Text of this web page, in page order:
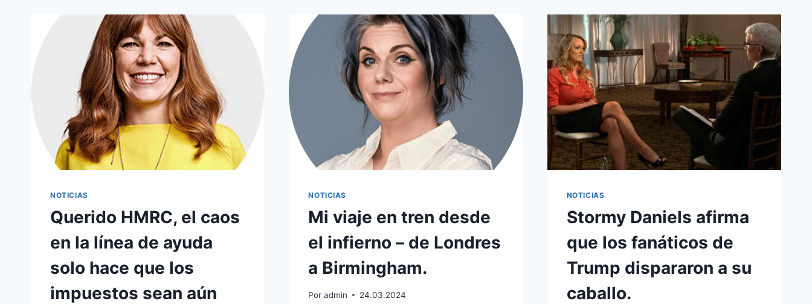
£4.3
MILLONES
COMO
UN
‘BUEN
SALIENTE’.
EL
CORAZÓN
DEL
ASCENSO
DEL
PRODIGIO
DEL
MANCHESTER
UNITED
NOTICIAS
Querido HMRC, el caos
en la línea de ayuda
solo hace que los
impuestos sean aún
NOTICIAS
Mi viaje en tren desde
el infierno – de Londres
a Birmingham.
Por admin 24.03.2024
NOTICIAS
Stormy Daniels afirma
que los fanáticos de
Trump dispararon a su
caballo.